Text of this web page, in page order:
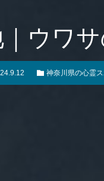
ウワ
神奈川県の心霊ス